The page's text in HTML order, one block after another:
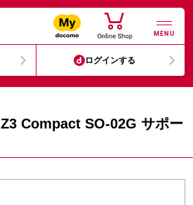
MENU
ログインする
Z3 Compact SO-02G サポー